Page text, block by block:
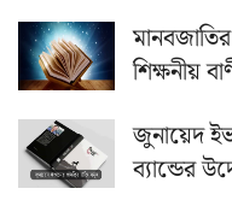
শিক্ষনীয়
জুনায়েদ
ব্যান্ডের